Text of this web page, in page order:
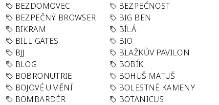
BEZDOMOVEC
BEZPEČNOST
BEZPEČNÝ BROWSER
BIG BEN
BIKRAM
BÍLÁ
BILL GATES
BIO
BJJ
BLAŽKŮV PAVILON
BLOG
BOBÍK
BOBRONUTRIE
BOHUŠ MATUŠ
BOJOVÉ UMĚNÍ
BOLESTNÉ KAMENY
BOMBARDÉR
BOTANICUS